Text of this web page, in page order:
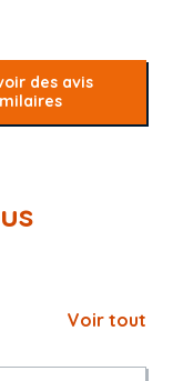
des avis
Voir tout